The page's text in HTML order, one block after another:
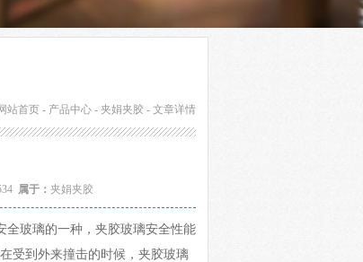
站首页 - 产品中心 - 夹娟夹胶 - 文章详情
属于： 夹娟夹胶
全玻璃的一种，夹胶玻璃安全性能
受到外来撞击的时候，夹胶玻璃